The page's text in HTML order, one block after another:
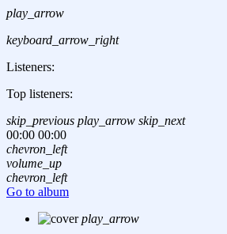
play_arrow
keyboard_arrow_right
Listeners:
Top listeners:
skip_previous play_arrow skip_next
00:00 00:00
chevron_left
volume_up
chevron_left
Go to album
play_arrow